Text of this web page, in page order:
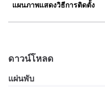
แผนภาพแสดงวิธีการติดตั้ง
ดาวน์โหลด
แผ่นพับ